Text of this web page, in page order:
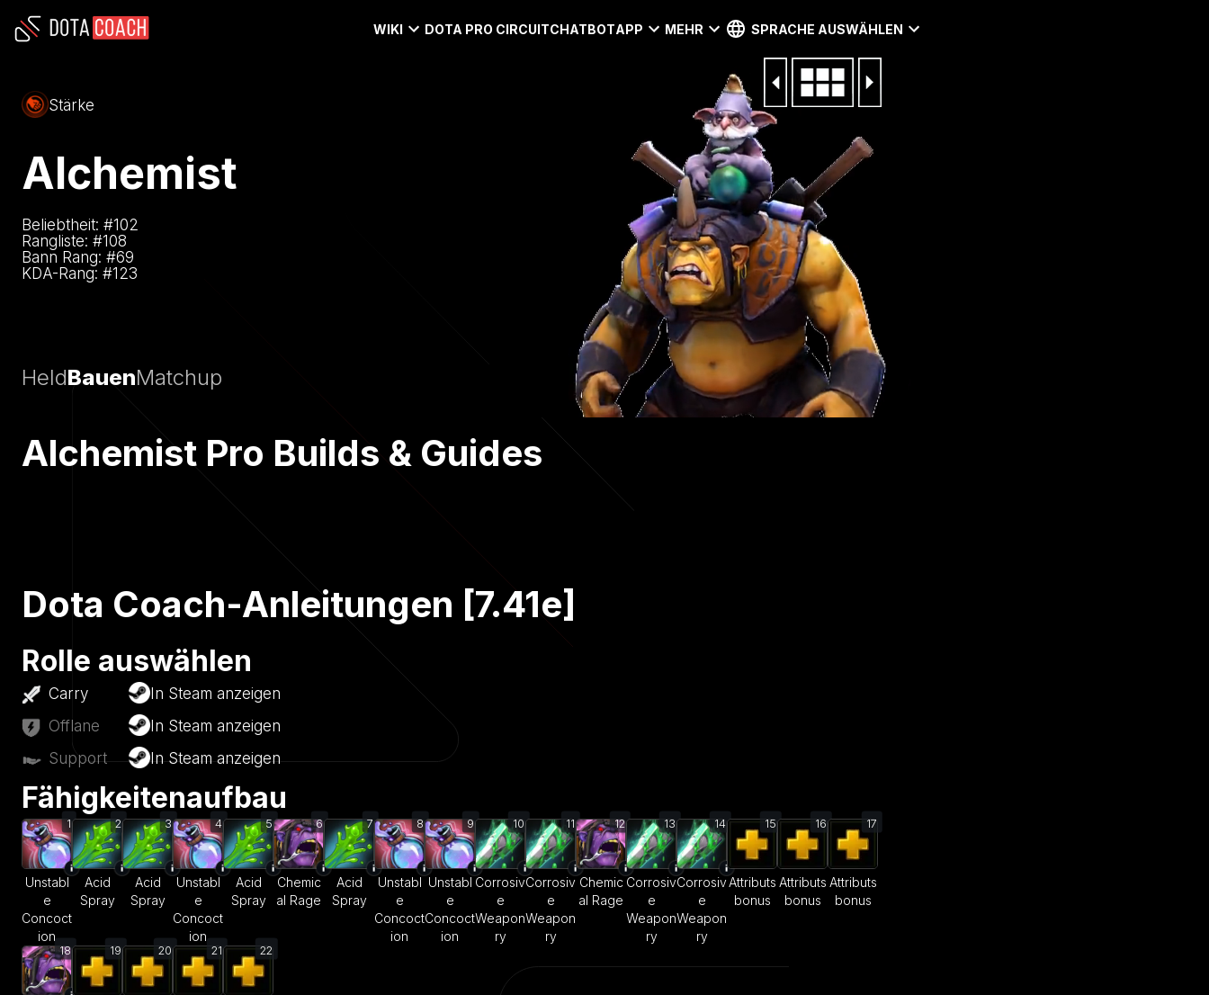
WIKI DOTA PRO CIRCUITCHATBOTAPP MEHR SPRACHE AUSWÄHLEN
Stärke
Alchemist
Beliebtheit: #102
Rangliste: #108
Bann Rang: #69
KDA-Rang: #123
HeldBauenMatchup
Alchemist Pro Builds & Guides
Dota Coach-Anleitungen [7.41e]
Rolle auswählen
Carry
In Steam anzeigen
Offlane
In Steam anzeigen
Support
In Steam anzeigen
Fähigkeitenaufbau
1
Unstabl
e
Concoct
ion
2
Acid
Spray
3
Acid
Spray
4
Unstabl
e
Concoct
ion
5
Acid
Spray
6
Chemic
al Rage
7
Acid
Spray
8
Unstabl
e
Concoct
ion
9
Unstabl
e
Concoct
ion
10
Corrosiv
e
Weapon
ry
11
Corrosiv
e
Weapon
ry
12
Chemic
al Rage
13
Corrosiv
e
Weapon
ry
14
Corrosiv
e
Weapon
ry
15
Attributs
bonus
16
Attributs
bonus
17
Attributs
bonus
18 19 20 21 22